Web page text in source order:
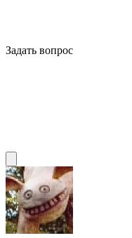
Задать вопрос